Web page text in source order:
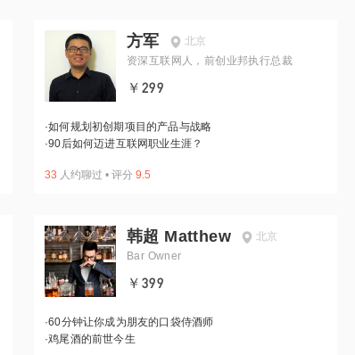
方军
北京
资深互联网人，前创业邦执行总裁
￥299
·如何规划初创期项目的产品与战略
·90后如何迈进互联网职业生涯？
33 人约聊过 • 评分 9.5
韩超 Matthew
北京
Bar Owner
￥399
·60分钟让你成为朋友的口袋侍酒师
·鸡尾酒的前世今生